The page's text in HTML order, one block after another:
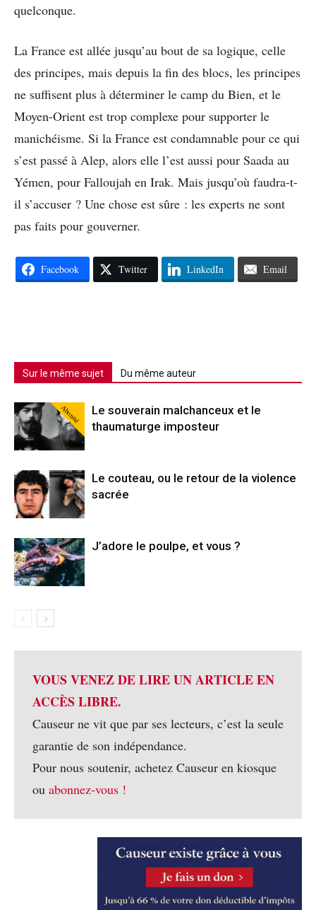
quelconque.
La France est allée jusqu’au bout de sa logique, celle
des principes, mais depuis la fin des blocs, les principes
ne suffisent plus à déterminer le camp du Bien, et le
Moyen-Orient est trop complexe pour supporter le
manichéisme. Si la France est condamnable pour ce qui
s’est passé à Alep, alors elle l’est aussi pour Saada au
Yémen, pour Falloujah en Irak. Mais jusqu’où faudra-t-
il s’accuser ? Une chose est sûre : les experts ne sont
pas faits pour gouverner.
Facebook Twitter LinkedIn Email
Sur le même sujet Du même auteur
Abonné
Le souverain malchanceux et le
thaumaturge imposteur
Le couteau, ou le retour de la violence
sacrée
J’adore le poulpe, et vous ?
VOUS VENEZ DE LIRE UN ARTICLE EN
ACCÈS LIBRE.
Causeur ne vit que par ses lecteurs, c’est la seule
garantie de son indépendance.
Pour nous soutenir, achetez Causeur en kiosque
ou abonnez-vous !